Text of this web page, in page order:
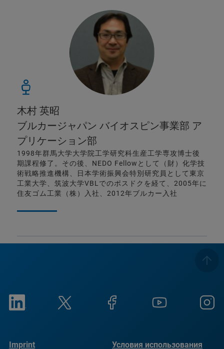
木村 英昭
ブルカージャパン バイオスピン事業部 ア
プリケーション部
1998年群馬大学大学院工学研究科生産工学専攻博士後
期課程修了。その後、NEDO Fellowとして（財）化学技
術戦略推進機構、日本学術振興会特別研究員として東京
工業大学、筑波大学VBLでのポスドクを経て、2005年に
住友ゴム工業（株）入社、2012年ブルカー入社
Imprint Условия использования